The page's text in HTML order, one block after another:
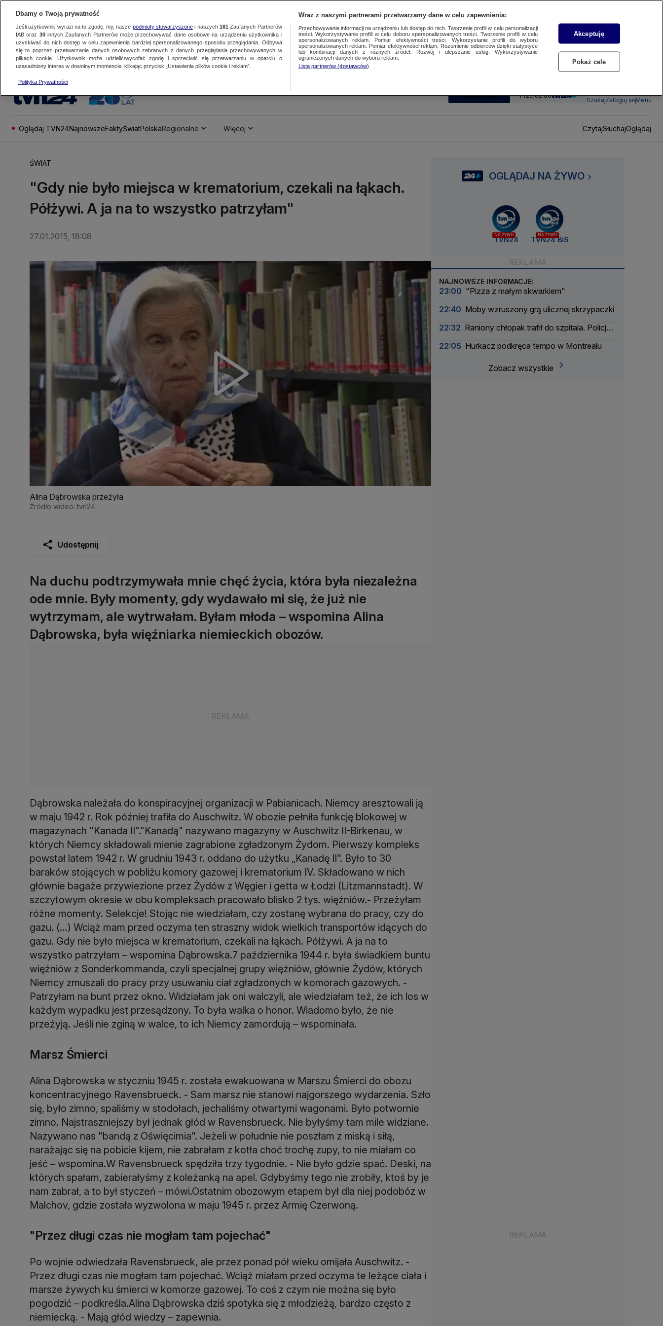
SUBSKRYBUJ Przejdź do
SzukajZaloguj sięMenu
Oglądaj TVN24NajnowszeFaktyŚwiatPolskaRegionalne Więcej CzytajSłuchajOglądaj
ŚWIAT
"Gdy nie było miejsca w krematorium, czekali na łąkach.
Półżywi. A ja na to wszystko patrzyłam"
27.01.2015, 18:08
Alina Dąbrowska przeżyła
Źródło wideo: tvn24
Udostępnij
Na duchu podtrzymywała mnie chęć życia, która była niezależna
ode mnie. Były momenty, gdy wydawało mi się, że już nie
wytrzymam, ale wytrwałam. Byłam młoda – wspomina Alina
Dąbrowska, była więźniarka niemieckich obozów.
Dąbrowska należała do konspiracyjnej organizacji w Pabianicach. Niemcy aresztowali ją
w maju 1942 r. Rok później trafiła do Auschwitz. W obozie pełniła funkcję blokowej w
magazynach "Kanada II"."Kanadą" nazywano magazyny w Auschwitz II-Birkenau, w
których Niemcy składowali mienie zagrabione zgładzonym Żydom. Pierwszy kompleks
powstał latem 1942 r. W grudniu 1943 r. oddano do użytku „Kanadę II”. Było to 30
baraków stojących w pobliżu komory gazowej i krematorium IV. Składowano w nich
głównie bagaże przywiezione przez Żydów z Węgier i getta w Łodzi (Litzmannstadt). W
szczytowym okresie w obu kompleksach pracowało blisko 2 tys. więźniów.- Przeżyłam
różne momenty. Selekcje! Stojąc nie wiedziałam, czy zostanę wybrana do pracy, czy do
gazu. (…) Wciąż mam przed oczyma ten straszny widok wielkich transportów idących do
gazu. Gdy nie było miejsca w krematorium, czekali na łąkach. Półżywi. A ja na to
wszystko patrzyłam – wspomina Dąbrowska.7 października 1944 r. była świadkiem buntu
więźniów z Sonderkommanda, czyli specjalnej grupy więźniów, głównie Żydów, których
Niemcy zmuszali do pracy przy usuwaniu ciał zgładzonych w komorach gazowych. -
Patrzyłam na bunt przez okno. Widziałam jak oni walczyli, ale wiedziałam też, że ich los w
każdym wypadku jest przesądzony. To była walka o honor. Wiadomo było, że nie
przeżyją. Jeśli nie zginą w walce, to ich Niemcy zamordują – wspominała.
Marsz Śmierci
Alina Dąbrowska w styczniu 1945 r. została ewakuowana w Marszu Śmierci do obozu
koncentracyjnego Ravensbrueck. - Sam marsz nie stanowi najgorszego wydarzenia. Szło
się, było zimno, spaliśmy w stodołach, jechaliśmy otwartymi wagonami. Było potwornie
zimno. Najstraszniejszy był jednak głód w Ravensbrueck. Nie byłyśmy tam mile widziane.
Nazywano nas "bandą z Oświęcimia". Jeżeli w południe nie poszłam z miską i siłą,
narażając się na pobicie kijem, nie zabrałam z kotła choć trochę zupy, to nie miałam co
jeść – wspomina.W Ravensbrueck spędziła trzy tygodnie. - Nie było gdzie spać. Deski, na
których spałam, zabierałyśmy z koleżanką na apel. Gdybyśmy tego nie zrobiły, ktoś by je
nam zabrał, a to był styczeń – mówi.Ostatnim obozowym etapem był dla niej podobóz w
Malchov, gdzie została wyzwolona w maju 1945 r. przez Armię Czerwoną.
"Przez długi czas nie mogłam tam pojechać"
Po wojnie odwiedzała Ravensbrueck, ale przez ponad pół wieku omijała Auschwitz. -
Przez długi czas nie mogłam tam pojechać. Wciąż miałam przed oczyma te leżące ciała i
marsze żywych ku śmierci w komorze gazowej. To coś z czym nie można się było
pogodzić – podkreśla.Alina Dąbrowska dziś spotyka się z młodzieżą, bardzo często z
niemiecką. - Mają głód wiedzy – zapewnia.
OGLĄDAJ NA ŻYWO
NA ŻYWO
TVN24
NA ŻYWO
TVN24 BiS
NAJNOWSZE INFORMACJE:
23:00 "Pizza z małym skwarkiem"
22:40 Moby wzruszony grą ulicznej skrzypaczki
22:32 Raniony chłopak trafił do szpitala. Policja
22:05 Hurkacz podkręca tempo w Montrealu
Zobacz wszystkie
Dbamy o Twoją prywatność
Jeśli użytkownik wyrazi na to zgodę, my, nasze podmioty stowarzyszonei naszych 161 Zaufanych Partnerów
IAB oraz 30innych Zaufanych Partnerów może przechowywać dane osobowe na urządzeniu użytkownika i
uzyskiwać do nich dostęp w celu zapewnienia bardziej spersonalizowanego sposobu przeglądania. Odbywa
się to poprzez przetwarzanie danych osobowych zebranych z danych przeglądania przechowywanych w
plikach cookie. Użytkownik może udzielić/wycofać zgodę i sprzeciwić się przetwarzaniu w oparciu o
uzasadniony interes w dowolnym momencie, klikając przycisk „Ustawienia plików cookie i reklam”.
Polityka Prywatności
Wraz z naszymi partnerami przetwarzamy dane w celu zapewnienia:
Przechowywanie informacji na urządzeniu lub dostęp do nich. Tworzenie profili w celu personalizacji
treści. Wykorzystywanie profili w celu doboru spersonalizowanych treści. Tworzenie profili w celu
spersonalizowanych reklam. Pomiar efektywności treści. Wykorzystanie profili do wyboru
spersonalizowanych reklam. Pomiar efektywności reklam. Rozumienie odbiorców dzięki statystyce
lub kombinacji danych z różnych źródeł. Rozwój i ulepszanie usług. Wykorzystywanie
ograniczonych danych do wyboru reklam.
Lista partnerów (dostawców)
Akceptuję
Pokaż cele